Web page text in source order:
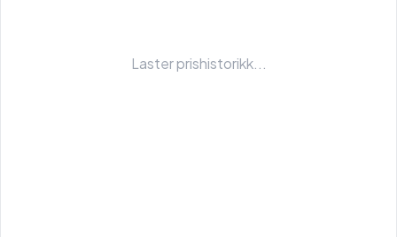
Laster prishistorikk...